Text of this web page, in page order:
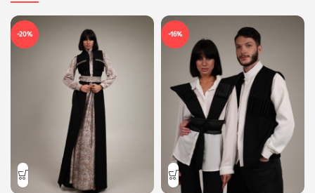
-20% -16%